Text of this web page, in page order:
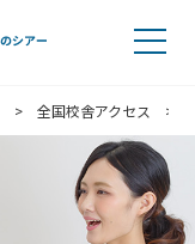
> 全国校舎アクセス >